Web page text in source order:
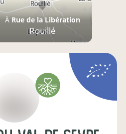
ÀRue de la Libération
Rouillé